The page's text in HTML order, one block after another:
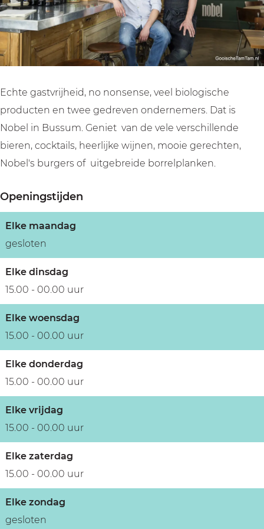
r
a
n
t
o
b
e
l
a
u
a
t
N
o
b
e
t
a
u
r
n
t
N
o
b
l
r
a
n
o
b
e
l
s
t
a
a
n
t
N
o
e
l
Echte gastvrijheid, no nonsense, veel biologische
producten en twee gedreven ondernemers. Dat is
Nobel in Bussum. Geniet van de vele verschillende
bieren, cocktails, heerlijke wijnen, mooie gerechten,
Nobel's burgers of uitgebreide borrelplanken.
Openingstijden
Elke maandag
gesloten
Elke dinsdag
15.00 - 00.00 uur
Elke woensdag
15.00 - 00.00 uur
Elke donderdag
15.00 - 00.00 uur
Elke vrijdag
15.00 - 00.00 uur
Elke zaterdag
15.00 - 00.00 uur
Elke zondag
gesloten